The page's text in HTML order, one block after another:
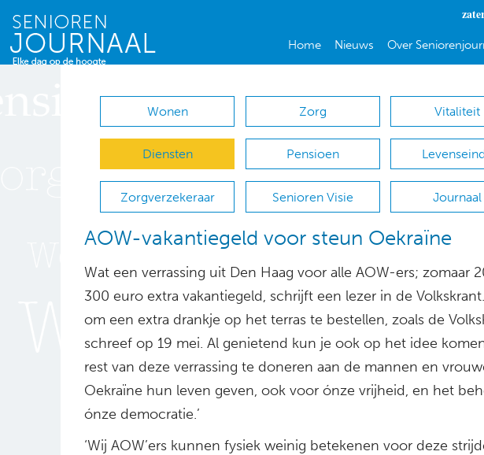
Home Nieuws Over
Wonen Zorg Vitaliteit
Diensten Pensioen
Zorgverzekeraar Senioren Visie Journaal
AOW-vakantiegeld voor steun Oekraïne
Wat een verrassing uit Den Haag voor alle AOW-ers; zomaar
300 euro extra vakantiegeld, schrijft een lezer in de
om een extra drankje op het terras te bestellen, zoals de
schreef op 19 mei. Al genietend kun je ook op het idee
rest van deze verrassing te doneren aan de mannen en
Oekraïne hun leven geven, ook voor ónze vrijheid, en het
ónze democratie.’
‘Wij AOW’ers kunnen fysiek weinig betekenen voor deze